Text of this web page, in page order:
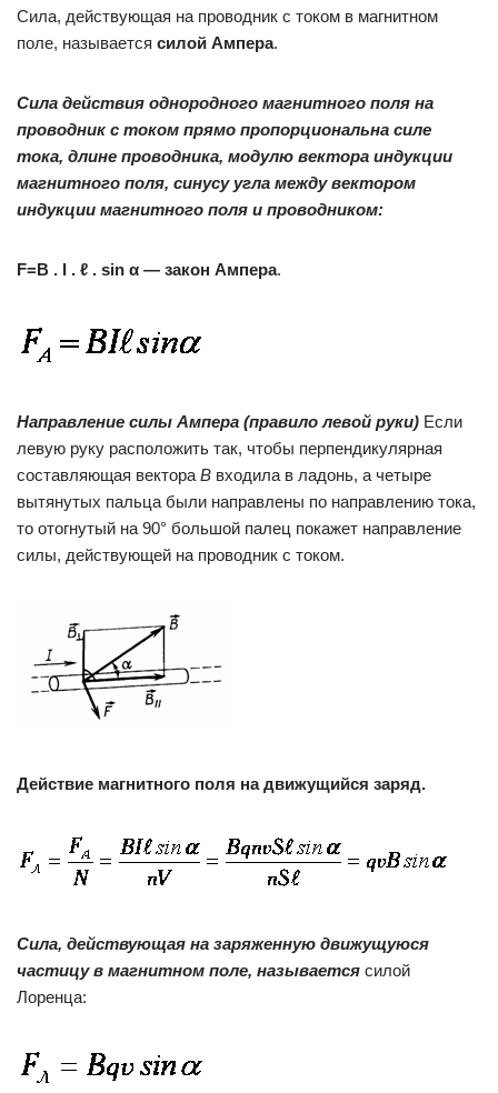
Сила, действующая на проводник с током в магнитном
поле, называется силой Ампера.
Сила действия однородного маг­нитного поля на
проводник с током прямо пропорциональна силе
тока, длине проводника, модулю вектора индукции
магнитного поля, синусу угла между вектором
индукции магнитного поля и проводником:
F=B . I . ℓ . sin α — закон Ампера.
Направление силы Ампера (правило левой руки) Если
левую руку расположить так, чтобы перпендикулярная
составляющая вектора В входила в ладонь, а четыре
вытянутых пальца были направлены по направлению тока,
то отогнутый на 90° большой палец покажет направление
силы, действующей на проводник с током.
Действие магнитного поля на движущийся заряд.
Сила, действующая на заряженную движущуюся
частицу в магнитном поле, называется силой
Лоренца: